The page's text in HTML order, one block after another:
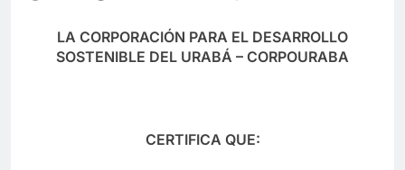
LA CORPORACIÓN PARA EL DESARROLLO
SOSTENIBLE DEL URABÁ – CORPOURABA
CERTIFICA QUE: